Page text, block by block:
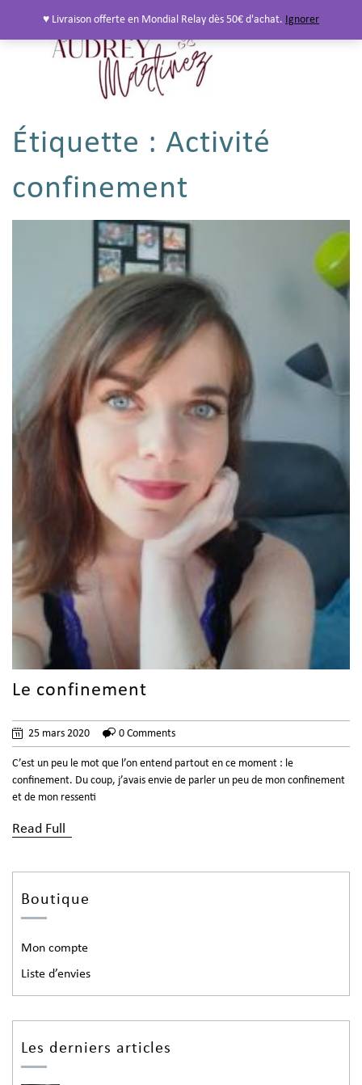
Étiquette : Activité
confinement
Le confinement
25 mars 2020 0 Comments
C’est un peu le mot que l’on entend partout en ce moment : le
confinement. Du coup, j’avais envie de parler un peu de mon confinement
et de mon ressenti
Read Full
Boutique
Mon compte
Liste d’envies
Les derniers articles
♥ Livraison offerte en Mondial Relay dès 50€ d'achat. Ignorer